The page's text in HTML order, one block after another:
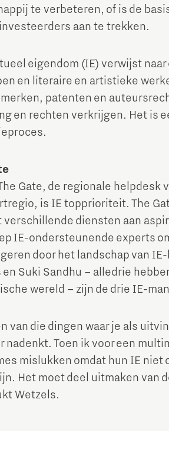
te verbeteren, of is de
aan te trekken.
eigendom (IE) verwijst
en literaire en artistieke
patenten en
en rechten verkrijgen. Het is
Gate, de regionale helpdesk
is IE topprioriteit. The
verschillende diensten aan
IE-ondersteunende experts
door het landschap van
Suki Sandhu – alledrie
wereld – zijn de drie IE-
van die dingen waar je als
nadenkt. Toen ik voor een
mislukken omdat hun IE niet
Het moet deel uitmaken van
Wetzels.